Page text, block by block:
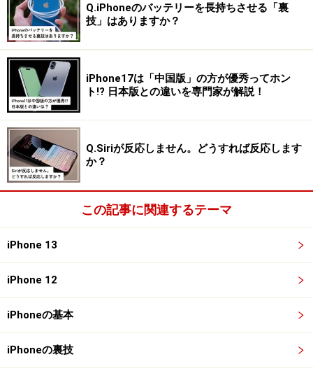
目をタップ。すると生体認証を求められますので、Face
IDやTouch IDでロックを解除します。
「設定」アプリを開いて「パスワード」を選択
3.
生体認証をクリアすると、保存されたID（ユーザー名）
とパスワードが一覧で表示される画面になります。保存
済みのIDとパスワードは、どのWebサイトで利用してい
るのかも一目瞭然です。
会員登録済みのWebサイトと、それに紐づくID、パスワード
この方法の素晴らしいところは、ユーザーがパスワード
を覚える必要は一切ないという点です。パスワード管理
Q.iPhoneのバッテリーを長持ちさせる「裏
技」はありますか？
iPhone17は「中国版」の方が優秀ってホン
ト!? 日本版との違いを専門家が解説！
Q.Siriが反応しません。どうすれば反応します
か？
この記事に関連するテーマ
iPhone 13
iPhone 12
iPhoneの基本
iPhoneの裏技